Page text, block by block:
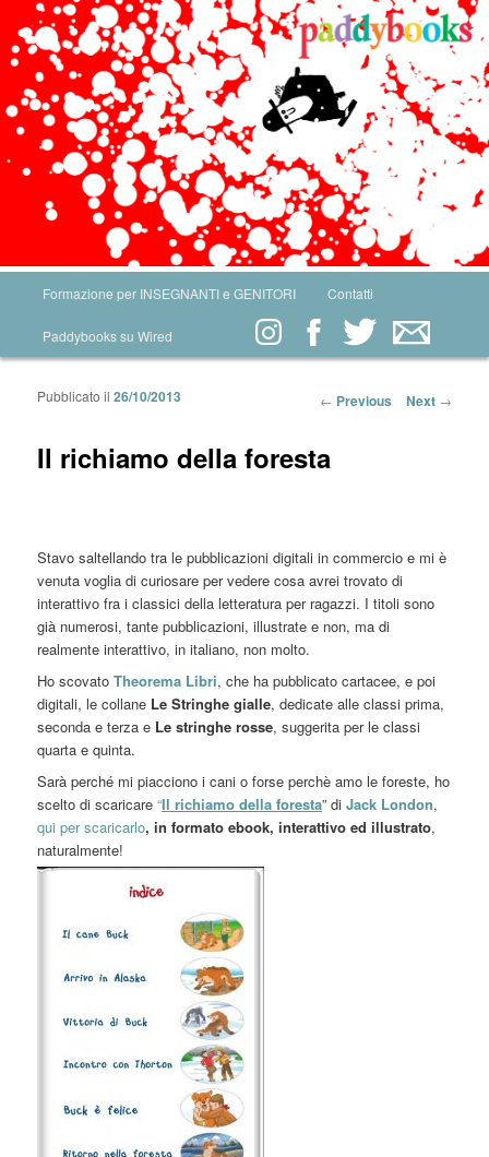
Skip to primary content
Skip to secondary content
Formazione per INSEGNANTI e GENITORI Contatti
Paddybooks su Wired
Post navigation
← Previous Next →
Il richiamo della foresta
Pubblicato il26/10/2013
Stavo saltellando tra le pubblicazioni digitali in commercio e mi è
venuta voglia di curiosare per vedere cosa avrei trovato di
interattivo fra i classici della letteratura per ragazzi. I titoli sono
già numerosi, tante pubblicazioni, illustrate e non, ma di
realmente interattivo, in italiano, non molto.
Ho scovatoTheorema Libri, che ha pubblicato cartacee, e poi
digitali, le collane Le Stringhe gialle, dedicate alle classi prima,
seconda e terza e Le stringhe rosse, suggerita per le classi
quarta e quinta.
Sarà perché mi piacciono i cani o forse perchè amo le foreste, ho
scelto di scaricare “Il richiamo della foresta” diJack London,
qui per scaricarlo, in formato ebook, interattivo ed illustrato,
naturalmente!